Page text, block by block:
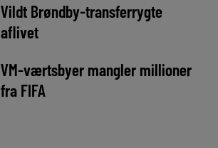
Vildt Brøndby-transferrygte
aflivet
VM-værtsbyer mangler millioner
fra FIFA